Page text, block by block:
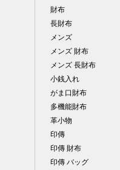
財布
長財布
メンズ
メンズ 財布
メンズ 長財布
小銭入れ
がま口財布
多機能財布
革小物
印傳
印傳 財布
印傳 バッグ